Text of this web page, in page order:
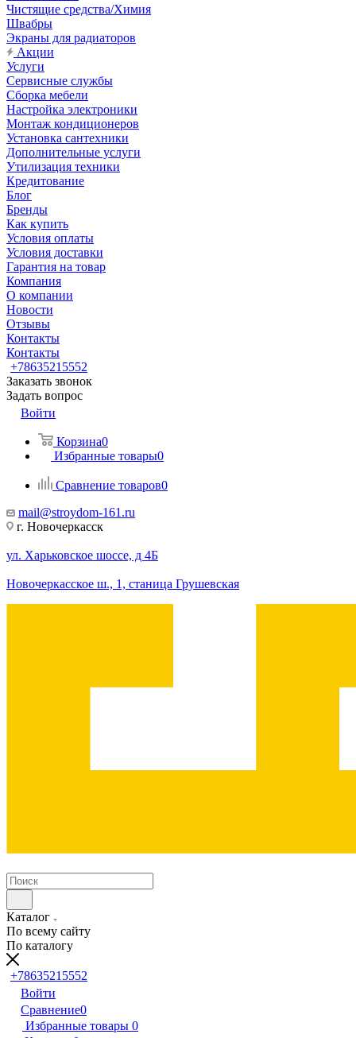
Чистящие средства/Химия
Швабры
Экраны для радиаторов
Акции
Услуги
Сервисные службы
Сборка мебели
Настройка электроники
Монтаж кондиционеров
Установка сантехники
Дополнительные услуги
Утилизация техники
Кредитование
Блог
Бренды
Как купить
Условия оплаты
Условия доставки
Гарантия на товар
Компания
О компании
Новости
Отзывы
Контакты
Контакты
+78635215552
Заказать звонок
Задать вопрос
Войти
Корзина0
Избранные товары0
Сравнение товаров0
mail@stroydom-161.ru
г. Новочеркасск
ул. Харьковское шоссе, д 4Б
Новочеркасское ш., 1, станица Грушевская
Каталог
По всему сайту
По каталогу
+78635215552
Войти
Сравнение0
Избранные товары 0